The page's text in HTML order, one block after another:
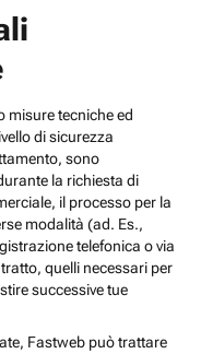
misure tecniche ed
di sicurezza
sono
la richiesta di
il processo per la
modalità (ad. Es.,
telefonica o via
quelli necessari per
successive tue
Fastweb può trattare